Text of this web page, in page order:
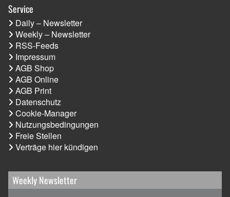
Service
Daily – Newsletter
Weekly – Newsletter
RSS-Feeds
Impressum
AGB Shop
AGB Online
AGB Print
Datenschutz
Cookie-Manager
Nutzungsbedingungen
Freie Stellen
Verträge hier kündigen
Weekly Newsletter